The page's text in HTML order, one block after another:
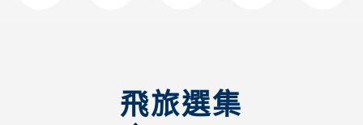
飛旅選集